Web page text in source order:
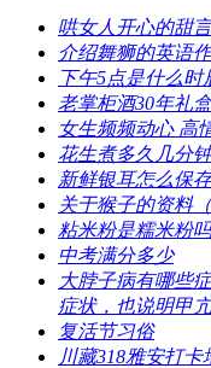
哄女人开心的甜
介绍舞狮的英语
下午5点是什么时
老掌柜酒30年礼
女生频频动心 高
花生煮多久几分
新鲜银耳怎么保
关于猴子的资料
​粘米粉是糯米粉吗
​中考满分多少
大脖子病有哪些
症状，也说明甲亢
​复活节习俗
川藏318雅安打卡